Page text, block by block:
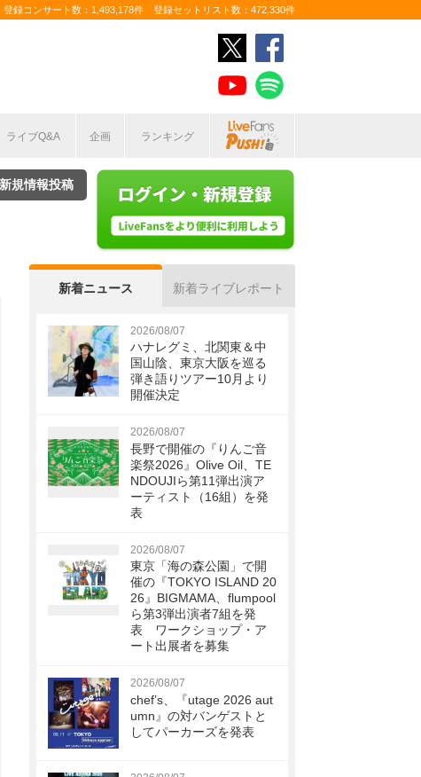
録コンサート数：1,493,178件 登録セットリスト数：472,330件
ライブQ&A 企画 ランキング
新規情報投稿
新着ニュース 新着ライブレポート
2026/08/07
ハナレグミ、北関東＆中
国山陰、東京大阪を巡る
弾き語りツアー10月より
開催決定
2026/08/07
長野で開催の『りんご音
楽祭2026』Olive Oil、TE
NDOUJIら第11弾出演ア
ーティスト（16組）を発
表
2026/08/07
東京「海の森公園」で開
催の『TOKYO ISLAND 20
26』BIGMAMA、flumpool
ら第3弾出演者7組を発
表 ワークショップ・ア
ート出展者を募集
2026/08/07
chef’s、『utage 2026 aut
umn』の対バンゲストと
してパーカーズを発表